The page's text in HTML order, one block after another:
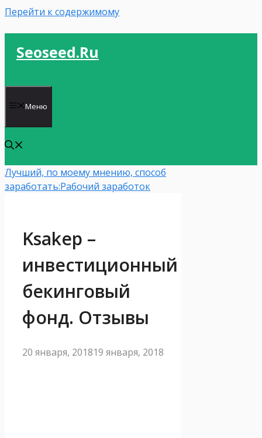
Перейти к содержимому
Seoseed.ru
Меню
Лучший, по моему мнению, способ
заработать:Рабочий заработок
Ksakep –
инвестиционный
бекинговый
фонд. Отзывы
20 января, 201819 января, 2018